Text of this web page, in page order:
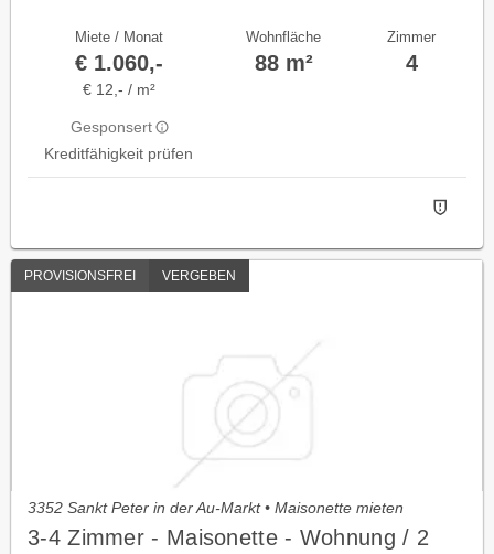
Miete / Monat
€ 1.060,-
€ 12,- / m²
Gesponsert
Kreditfähigkeit prüfen
Wohnfläche
88 m²
Zimmer
4
PROVISIONSFREI VERGEBEN
3352 Sankt Peter in der Au-Markt • Maisonette mieten
3-4 Zimmer - Maisonette - Wohnung / 2